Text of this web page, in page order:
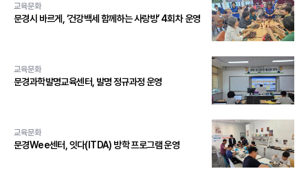
교육문화
문경시 바르게, ‘건강백세 함께하는 사랑방’ 4회차 운영
교육문화
문경과학발명교육센터, 발명 정규과정 운영
교육문화
문경Wee센터, 잇다(ITDA) 방학 프로그램 운영